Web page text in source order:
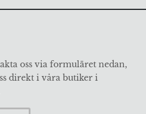
oss via formuläret nedan,
direkt i våra butiker i